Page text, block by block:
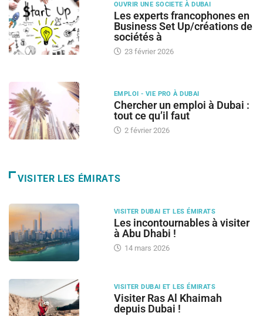
OUVRIR UNE SOCIETE À DUBAI
Les experts francophones en
Business Set Up/créations de
sociétés à
23 février 2026
EMPLOI - VIE PRO À DUBAI
Chercher un emploi à Dubai :
tout ce qu’il faut
2 février 2026
VISITER LES ÉMIRATS
VISITER DUBAI ET LES ÉMIRATS
Les incontournables à visiter
à Abu Dhabi !
14 mars 2026
VISITER DUBAI ET LES ÉMIRATS
Visiter Ras Al Khaimah
depuis Dubai !